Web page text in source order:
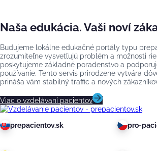
Naša edukácia. Vaši noví
Budujeme lokálne edukačné portály typu
zrozumiteľne vysvetľujú problém a možnosti
poskytujeme základné poradenstvo a
používanie. Tento servis prirodzene vytvára
prináša vám stabilný traffic a nových
Viac o vzdelávaní pacientov
prepacientov.sk pro-